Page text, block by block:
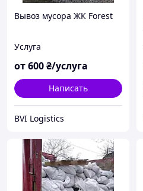
Вывоз мусора ЖК Forest
Услуга
от600₴/услуга
Написать
BVI Logistics